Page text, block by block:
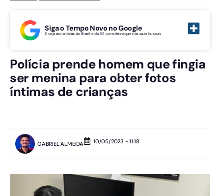
Siga o Tempo Novo no Google
E veja as notícias do Brasil e do ES com destaque nas suas buscas
Polícia prende homem que fingia
ser menina para obter fotos
íntimas de crianças
GABRIEL ALMEIDA 10/05/2023 - 11:18